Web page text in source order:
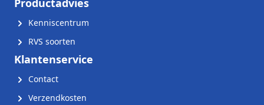
Kenniscentrum
RVS soorten
Klantenservice
Contact
Verzendkosten